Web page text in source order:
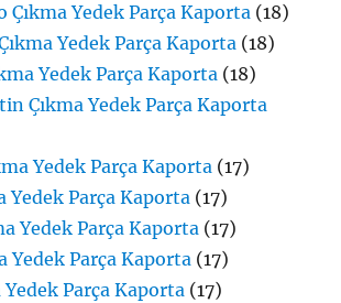
Çıkma Yedek Parça Kaporta (18)
Yedek Parça Kaporta (18)
Yedek Parça Kaporta (18)
Çıkma Yedek Parça Kaporta
Yedek Parça Kaporta (17)
Yedek Parça Kaporta (17)
Yedek Parça Kaporta (17)
Yedek Parça Kaporta (17)
Yedek Parça Kaporta (17)